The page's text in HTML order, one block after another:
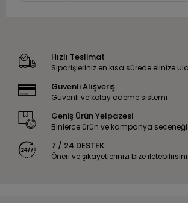
Hızlı Teslimat
Siparişleriniz en kısa sürede elinize
Güvenli Alışveriş
Güvenli ve kolay ödeme sistemi
Geniş Ürün Yelpazesi
Binlerce ürün ve kampanya seçeneği
7 / 24 DESTEK
Öneri ve şikayetlerinizi bize